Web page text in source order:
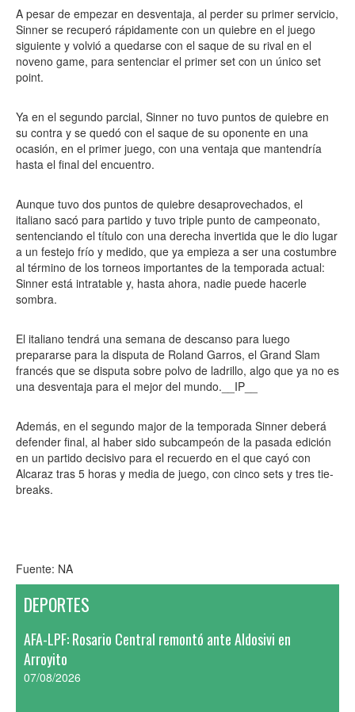
A pesar de empezar en desventaja, al perder su primer servicio,
Sinner se recuperó rápidamente con un quiebre en el juego
siguiente y volvió a quedarse con el saque de su rival en el
noveno game, para sentenciar el primer set con un único set
point.
Ya en el segundo parcial, Sinner no tuvo puntos de quiebre en
su contra y se quedó con el saque de su oponente en una
ocasión, en el primer juego, con una ventaja que mantendría
hasta el final del encuentro.
Aunque tuvo dos puntos de quiebre desaprovechados, el
italiano sacó para partido y tuvo triple punto de campeonato,
sentenciando el título con una derecha invertida que le dio lugar
a un festejo frío y medido, que ya empieza a ser una costumbre
al término de los torneos importantes de la temporada actual:
Sinner está intratable y, hasta ahora, nadie puede hacerle
sombra.
El italiano tendrá una semana de descanso para luego
prepararse para la disputa de Roland Garros, el Grand Slam
francés que se disputa sobre polvo de ladrillo, algo que ya no es
una desventaja para el mejor del mundo.__IP__
Además, en el segundo major de la temporada Sinner deberá
defender final, al haber sido subcampeón de la pasada edición
en un partido decisivo para el recuerdo en el que cayó con
Alcaraz tras 5 horas y media de juego, con cinco sets y tres tie-
breaks.
Fuente: NA
DEPORTES
AFA-LPF: Rosario Central remontó ante Aldosivi en
Arroyito
07/08/2026